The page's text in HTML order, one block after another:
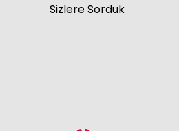
Sizlere Sorduk